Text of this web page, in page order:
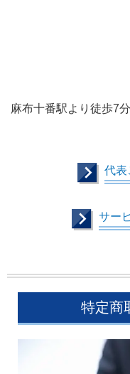
麻布十番駅より徒歩7分
代表
サー
特定商